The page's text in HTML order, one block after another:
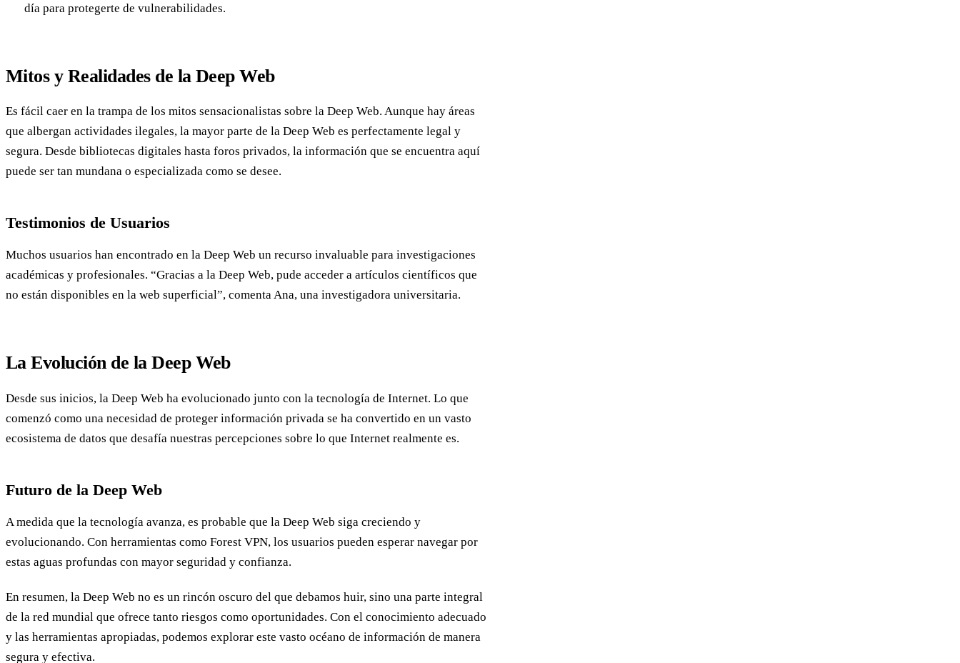
día para protegerte de vulnerabilidades.
Mitos y Realidades de la Deep Web
Es fácil caer en la trampa de los mitos sensacionalistas sobre la Deep Web. Aunque hay áreas
que albergan actividades ilegales, la mayor parte de la Deep Web es perfectamente legal y
segura. Desde bibliotecas digitales hasta foros privados, la información que se encuentra aquí
puede ser tan mundana o especializada como se desee.
Testimonios de Usuarios
Muchos usuarios han encontrado en la Deep Web un recurso invaluable para investigaciones
académicas y profesionales. “Gracias a la Deep Web, pude acceder a artículos científicos que
no están disponibles en la web superficial”, comenta Ana, una investigadora universitaria.
La Evolución de la Deep Web
Desde sus inicios, la Deep Web ha evolucionado junto con la tecnología de Internet. Lo que
comenzó como una necesidad de proteger información privada se ha convertido en un vasto
ecosistema de datos que desafía nuestras percepciones sobre lo que Internet realmente es.
Futuro de la Deep Web
A medida que la tecnología avanza, es probable que la Deep Web siga creciendo y
evolucionando. Con herramientas como Forest VPN, los usuarios pueden esperar navegar por
estas aguas profundas con mayor seguridad y confianza.
En resumen, la Deep Web no es un rincón oscuro del que debamos huir, sino una parte integral
de la red mundial que ofrece tanto riesgos como oportunidades. Con el conocimiento adecuado
y las herramientas apropiadas, podemos explorar este vasto océano de información de manera
segura y efectiva.